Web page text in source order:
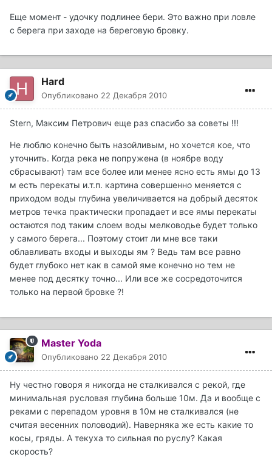
Еще момент - удочку подлинее бери. Это важно при ловле
с берега при заходе на береговую бровку.
Hard
Опубликовано 22 Декабря 2010
Stern, Максим Петрович еще раз спасибо за советы !!!
Не люблю конечно быть назойливым, но хочется кое, что
уточнить. Когда река не попружена (в ноябре воду
сбрасывают) там все более или менее ясно есть ямы до 13
м есть перекаты и.т.п. картина совершенно меняется с
приходом воды глубина увеличивается на добрый десяток
метров течка практически пропадает и все ямы перекаты
остаются под таким слоем воды мелководье будет только
у самого берега... Поэтому стоит ли мне все таки
облавливать входы и выходы ям ? Ведь там все равно
будет глубоко нет как в самой яме конечно но тем не
менее под десятку точно... Или все же сосредоточится
только на первой бровке ?!
Master Yoda
Опубликовано 22 Декабря 2010
Ну честно говоря я никогда не сталкивался с рекой, где
минимальная русловая глубина больше 10м. Да и вообще с
реками с перепадом уровня в 10м не сталкивался (не
считая весенних половодий). Наверняка же есть какие то
косы, гряды. А текуха то сильная по руслу? Какая
скорость?